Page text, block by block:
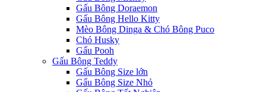
Gấu Bông Doraemon
Gấu Bông Hello Kitty
Mèo Bông Dinga & Chó Bông Puco
Chó Husky
Gấu Pooh
Gấu Bông Teddy
Gấu Bông Size lớn
Gấu Bông Size Nhỏ